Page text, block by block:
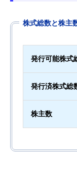
株式総数と株主
発行可能株式
発行済株式総
株主数